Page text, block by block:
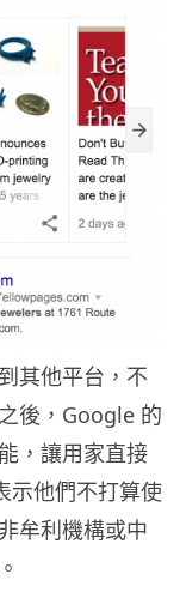
其他平台，不
後，Google 的
，讓用家直接
示他們不打算使
牟利機構或中